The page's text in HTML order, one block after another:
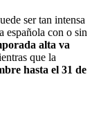
ser tan intensa
española con o sin
alta va
que la
hasta el 31 de